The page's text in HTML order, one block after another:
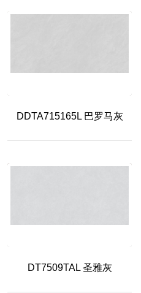
DDTA715165L 巴罗马灰
DT7509TAL 圣雅灰